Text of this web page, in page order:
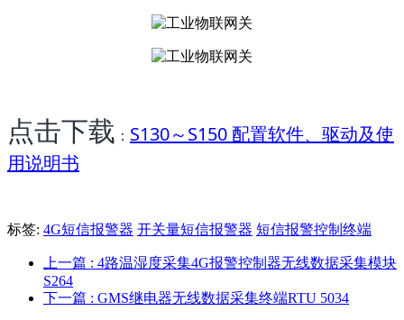
点击下载 ： S130～S150 配置软件、驱动及使
用说明书
标签: 4G短信报警器 开关量短信报警器 短信报警控制终端
上一篇 : 4路温湿度采集4G报警控制器无线数据采集模块
S264
下一篇 : GMS继电器无线数据采集终端RTU 5034